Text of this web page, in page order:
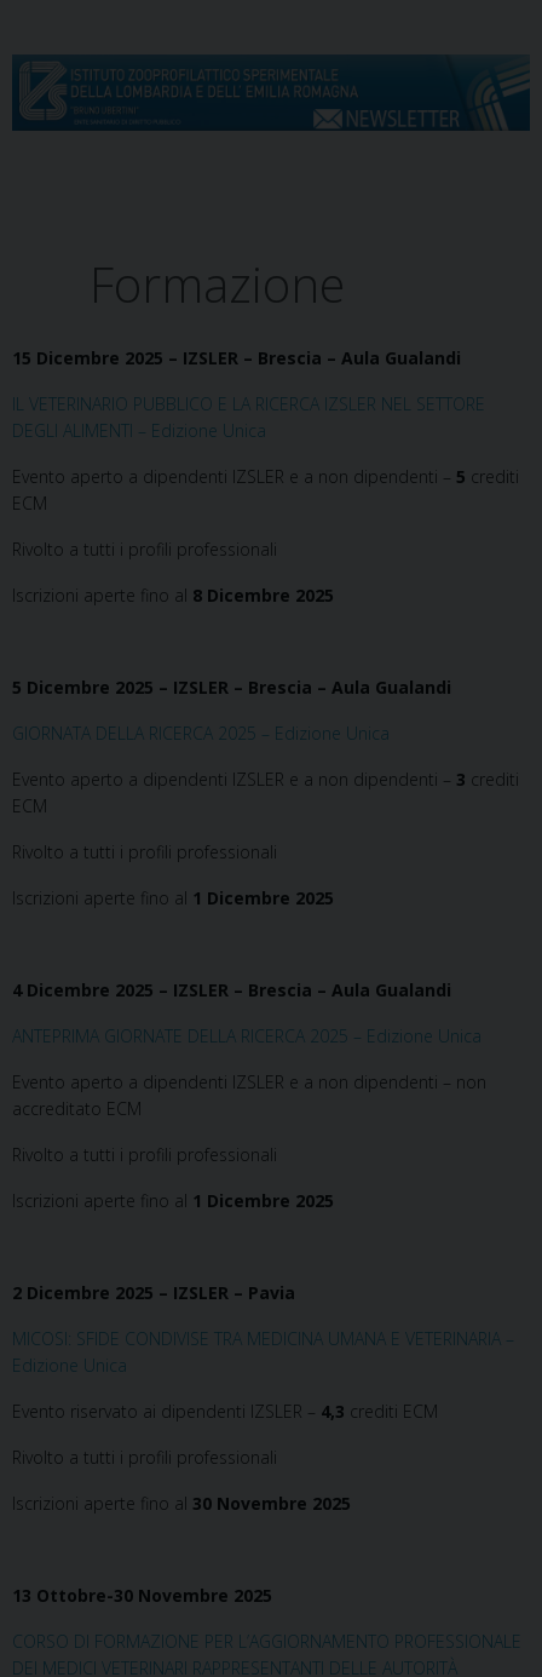
Formazione
15 Dicembre 2025 – IZSLER – Brescia – Aula Gualandi
IL VETERINARIO PUBBLICO E LA RICERCA IZSLER NEL SETTORE
DEGLI ALIMENTI – Edizione Unica
Evento aperto a dipendenti IZSLER e a non dipendenti – 5 crediti
ECM
Rivolto a tutti i profili professionali
Iscrizioni aperte fino al 8 Dicembre 2025
5 Dicembre 2025 – IZSLER – Brescia – Aula Gualandi
GIORNATA DELLA RICERCA 2025 – Edizione Unica
Evento aperto a dipendenti IZSLER e a non dipendenti – 3 crediti
ECM
Rivolto a tutti i profili professionali
Iscrizioni aperte fino al 1 Dicembre 2025
4 Dicembre 2025 – IZSLER – Brescia – Aula Gualandi
ANTEPRIMA GIORNATE DELLA RICERCA 2025 – Edizione Unica
Evento aperto a dipendenti IZSLER e a non dipendenti – non
accreditato ECM
Rivolto a tutti i profili professionali
Iscrizioni aperte fino al 1 Dicembre 2025
2 Dicembre 2025 – IZSLER – Pavia
MICOSI: SFIDE CONDIVISE TRA MEDICINA UMANA E VETERINARIA –
Edizione Unica
Evento riservato ai dipendenti IZSLER – 4,3 crediti ECM
Rivolto a tutti i profili professionali
Iscrizioni aperte fino al 30 Novembre 2025
13 Ottobre-30 Novembre 2025
CORSO DI FORMAZIONE PER L’AGGIORNAMENTO PROFESSIONALE
DEI MEDICI VETERINARI RAPPRESENTANTI DELLE AUTORITÀ